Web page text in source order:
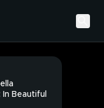
Beautiful